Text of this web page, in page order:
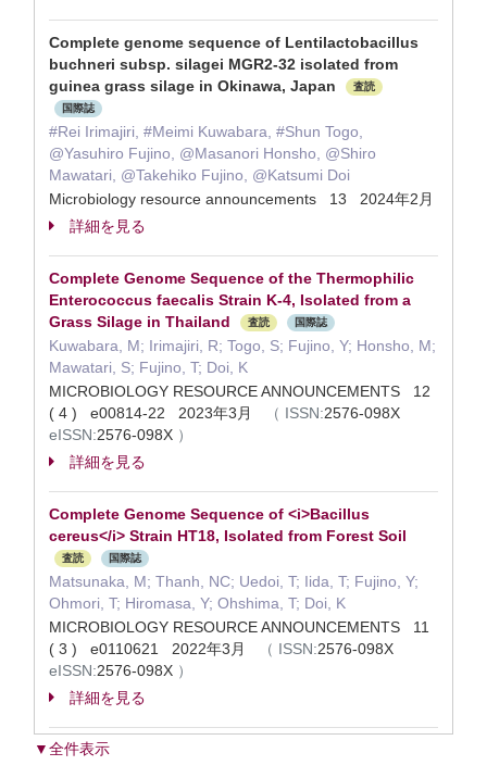
Complete genome sequence of Lentilactobacillus
buchneri subsp. silagei MGR2-32 isolated from
guinea grass silage in Okinawa, Japan
査読
国際誌
#Rei Irimajiri, #Meimi Kuwabara, #Shun Togo,
@Yasuhiro Fujino, @Masanori Honsho, @Shiro
Mawatari, @Takehiko Fujino, @Katsumi Doi
Microbiology resource announcements 13 2024年2月
詳細を見る
Complete Genome Sequence of the Thermophilic
Enterococcus faecalis Strain K-4, Isolated from a
Grass Silage in Thailand
査読 国際誌
Kuwabara, M; Irimajiri, R; Togo, S; Fujino, Y; Honsho, M;
Mawatari, S; Fujino, T; Doi, K
MICROBIOLOGY RESOURCE ANNOUNCEMENTS 12
( 4 ) e00814-22 2023年3月
（ ISSN:2576-098X
eISSN:2576-098X ）
詳細を見る
Complete Genome Sequence of <i>Bacillus
cereus</i> Strain HT18, Isolated from Forest Soil
査読 国際誌
Matsunaka, M; Thanh, NC; Uedoi, T; Iida, T; Fujino, Y;
Ohmori, T; Hiromasa, Y; Ohshima, T; Doi, K
MICROBIOLOGY RESOURCE ANNOUNCEMENTS 11
( 3 ) e0110621 2022年3月
（ ISSN:2576-098X
eISSN:2576-098X ）
詳細を見る
▼全件表示